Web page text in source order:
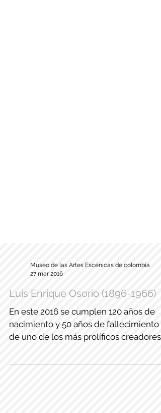
27 mar 2016
Luis Enrique Osorio (1896-1966)
En este 2016 se cumplen 120 años de
nacimiento y 50 años de fallecimiento
teatrales colombianos;...